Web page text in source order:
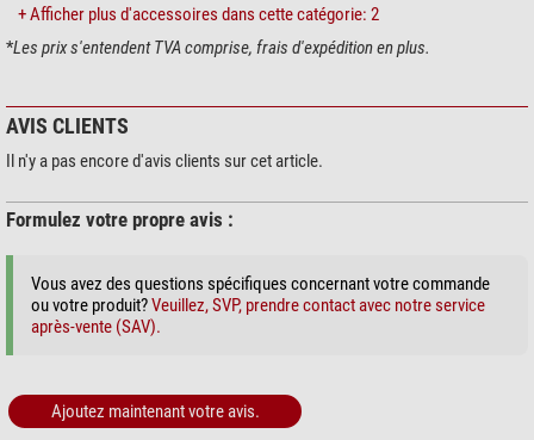
Port USB (à la fois sur la base et sur le socle de la pince à prisme) pour
les mises à jour du firmware et le contrôle par ordinateur
Mallette de transport
oui
Type
Commande GoTo
GPS
oui
WIFI
Alignement polaire
Easy Polar Alignment
la langue de goto contrôle
Anglais
Logiciel
Base de données
212.000
+ Afficher plus d'accessoires dans cette catégorie: 2
*Les prix s'entendent TVA comprise, frais d'expédition en plus.
AVIS CLIENTS
Il n'y a pas encore d'avis clients sur cet article.
Formulez votre propre avis :
Vous avez des questions spécifiques concernant votre commande
ou votre produit?Veuillez, SVP, prendre contact avec notre service
après-vente (SAV).
Ajoutez maintenant votre avis.